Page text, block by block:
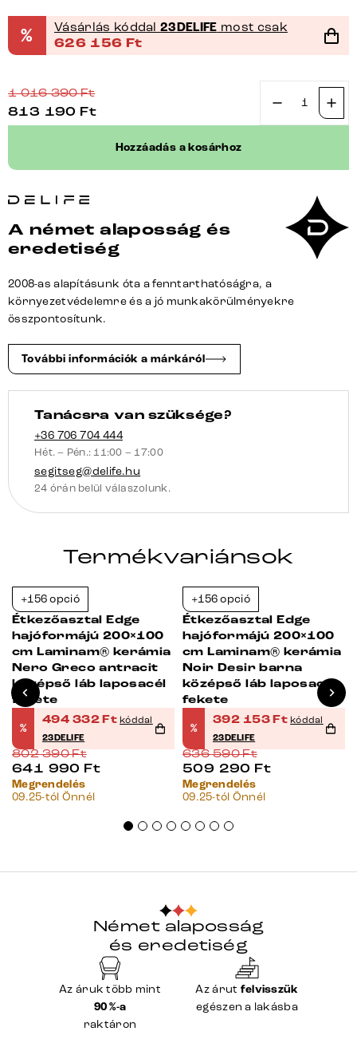
% Vásárlás kóddal23DELIFE most csak
626 156 Ft
1 016 390Ft
813 190 Ft
Étkezőasztal
240x120
kerámia
Minas
Melange
bézs
Troa
mennyiség
Hozzáadás a kosárhoz
A német alaposság és
eredetiség
2008-as alapításunk óta a fenntarthatóságra, a
környezetvédelemre és a jó munkakörülményekre
összpontosítunk.
További információk a márkáról
Tanácsra van szüksége?
+36 706 704 444
Hét. – Pén.: 11:00 – 17:00
segitseg@delife.hu
24 órán belül válaszolunk.
Termékvariánsok
+156 opció
Étkezőasztal Edge
hajóformájú 200×100
cm Laminam® kerámia
Nero Greco antracit
középső láb laposacél
fekete
%
494 332Ft kóddal
23DELIFE
802 390Ft
641 990 Ft
Megrendelés
09.25-tól Önnél
+156 opció
Étkezőasztal Edge
hajóformájú 200×100
cm Laminam® kerámia
Noir Desir barna
középső láb laposacél
fekete
%
392 153Ft kóddal
23DELIFE
636 590Ft
509 290 Ft
Megrendelés
09.25-tól Önnél
Német alaposság
és eredetiség
Az áruk több mint
90 %-a
raktáron
Az árut felvisszük
egészen a lakásba